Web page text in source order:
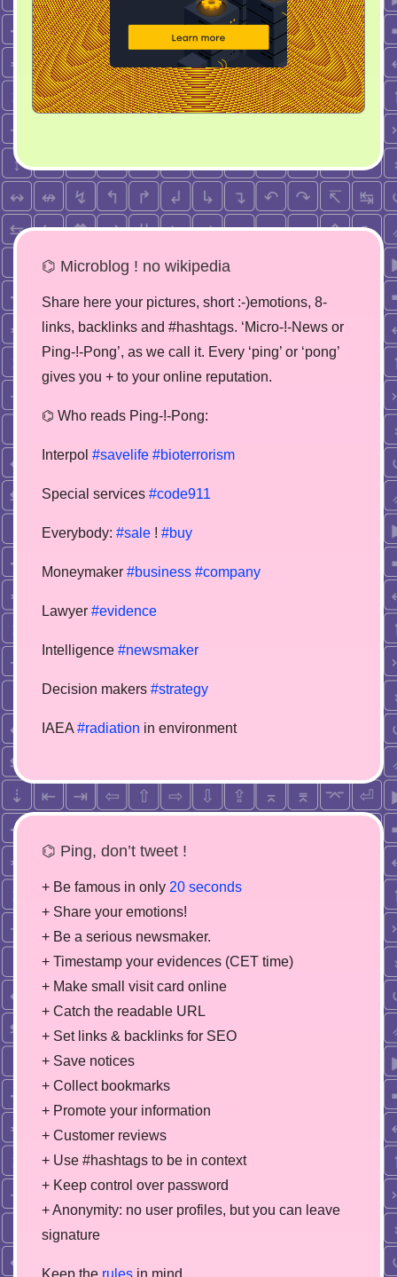
⌬ Microblog ! no wikipedia
Share here your pictures, short :-)emotions, 8-
links, backlinks and #hashtags. ‘Micro-!-News or
Ping-!-Pong’, as we call it. Every ‘ping’ or ‘pong’
gives you + to your online reputation.
⌬ Who reads Ping-!-Pong:
Interpol #savelife #bioterrorism
Special services #code911
Everybody: #sale ! #buy
Moneymaker #business #company
Lawyer #evidence
Intelligence #newsmaker
Decision makers #strategy
IAEA #radiation in environment
⌬ Ping, don’t tweet !
+ Be famous in only 20 seconds
+ Share your emotions!
+ Be a serious newsmaker.
+ Timestamp your evidences (CET time)
+ Make small visit card online
+ Catch the readable URL
+ Set links & backlinks for SEO
+ Save notices
+ Collect bookmarks
+ Promote your information
+ Customer reviews
+ Use #hashtags to be in context
+ Keep control over password
+ Anonymity: no user profiles, but you can leave
signature
Keep the rules in mind.